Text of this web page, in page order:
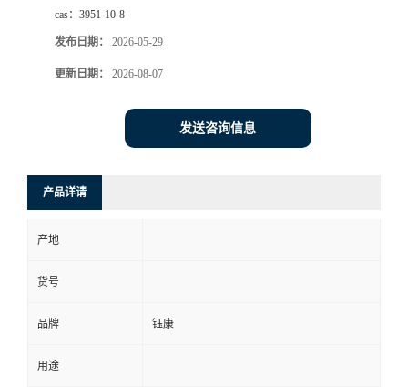
cas： 3951-10-8
发布日期： 2026-05-29
更新日期： 2026-08-07
发送咨询信息
产品详请
产地
货号
品牌 钰康
用途